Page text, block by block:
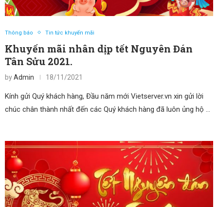
Thông báo Tin tức khuyến mãi
Khuyến mãi nhân dịp tết Nguyên Đán
Tân Sửu 2021.
byAdmin 18/11/2021
Kính gửi Quý khách hàng, Đầu năm mới Vietserver.vn xin gửi lời
chúc chân thành nhất đến các Quý khách hàng đã luôn ủng hộ …